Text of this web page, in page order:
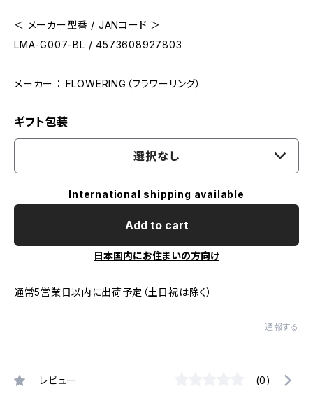
＜ メーカー型番 / JANコード ＞
LMA-G007-BL / 4573608927803
メーカー ： FLOWERING（フラワーリング）
ギフト包装
選択なし
International shipping available
Add to cart
日本国内にお住まいの方向け
通常5営業日以内に出荷予定（土日祝は除く）
通報する
レビュー (0)